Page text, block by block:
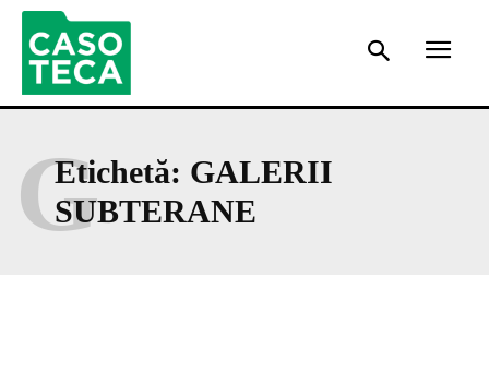
Etichetă: GALERII
SUBTERANE
G